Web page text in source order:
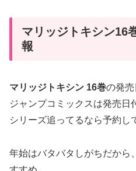
マリッジトキシン16
報
マリッジトキシン 16巻の発売
ジャンプコミックスは発売日
シリーズ追ってるなら予約し
年始はバタバタしがちだから